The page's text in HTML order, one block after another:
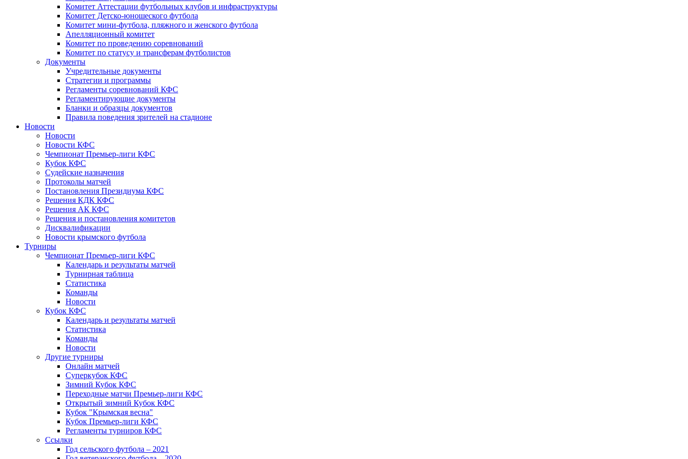
Комитет Аттестации футбольных клубов и инфраструктуры
Комитет Детско-юношеского футбола
Комитет мини-футбола, пляжного и женского футбола
Апелляционный комитет
Комитет по проведению соревнований
Комитет по статусу и трансферам футболистов
Документы
Учредительные документы
Стратегии и программы
Регламенты соревнований КФС
Регламентирующие документы
Бланки и образцы документов
Правила поведения зрителей на стадионе
Новости
Новости
Новости КФС
Чемпионат Премьер-лиги КФС
Кубок КФС
Судейские назначения
Протоколы матчей
Постановления Президиума КФС
Решения КДК КФС
Решения АК КФС
Решения и постановления комитетов
Дисквалификации
Новости крымского футбола
Турниры
Чемпионат Премьер-лиги КФС
Календарь и результаты матчей
Турнирная таблица
Статистика
Команды
Новости
Кубок КФС
Календарь и результаты матчей
Статистика
Команды
Новости
Другие турниры
Онлайн матчей
Суперкубок КФС
Зимний Кубок КФС
Переходные матчи Премьер-лиги КФС
Открытый зимний Кубок КФС
Кубок "Крымская весна"
Кубок Премьер-лиги КФС
Регламенты турниров КФС
Ссылки
Год сельского футбола – 2021